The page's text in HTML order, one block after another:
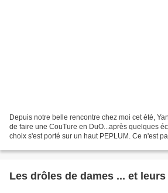
Depuis notre belle rencontre chez moi cet été,
de faire une CouTure en DuO...après quelques
choix s'est porté sur un haut PEPLUM. Ce n'est
Les drôles de dames ... et